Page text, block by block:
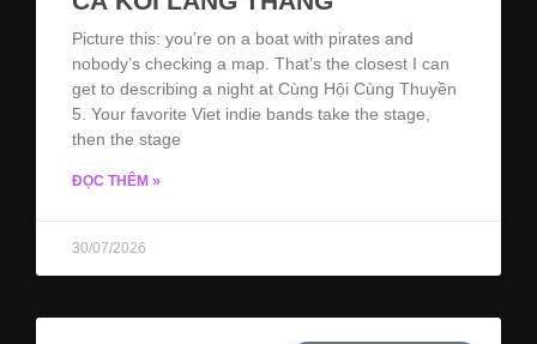
Picture this: you’re on a boat with pirates and
nobody’s checking a map. That’s the closest I can
get to describing a night at Cùng Hội Cùng Thuyền
5. Your favorite Viet indie bands take the stage,
then the stage
ĐỌC THÊM »
30/07/2026